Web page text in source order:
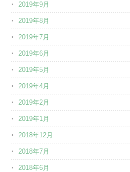
2019年9月
2019年8月
2019年7月
2019年6月
2019年5月
2019年4月
2019年2月
2019年1月
2018年12月
2018年7月
2018年6月